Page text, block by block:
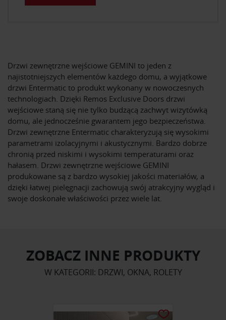
Drzwi zewnętrzne wejściowe GEMINI to jeden z
najistotniejszych elementów każdego domu, a wyjątkowe
drzwi Entermatic to produkt wykonany w nowoczesnych
technologiach. Dzięki Remos Exclusive Doors drzwi
wejściowe staną się nie tylko budzącą zachwyt wizytówką
domu, ale jednocześnie gwarantem jego bezpieczeństwa.
Drzwi zewnętrzne Entermatic charakteryzują się wysokimi
parametrami izolacyjnymi i akustycznymi. Bardzo dobrze
chronią przed niskimi i wysokimi temperaturami oraz
hałasem. Drzwi zewnętrzne wejściowe GEMINI
produkowane są z bardzo wysokiej jakości materiałów, a
dzięki łatwej pielęgnacji zachowują swój atrakcyjny wygląd i
swoje doskonałe właściwości przez wiele lat.
ZOBACZ INNE PRODUKTY
W KATEGORII: DRZWI, OKNA, ROLETY